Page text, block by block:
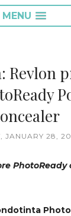
MENU
Revlon
JANUARY 28,